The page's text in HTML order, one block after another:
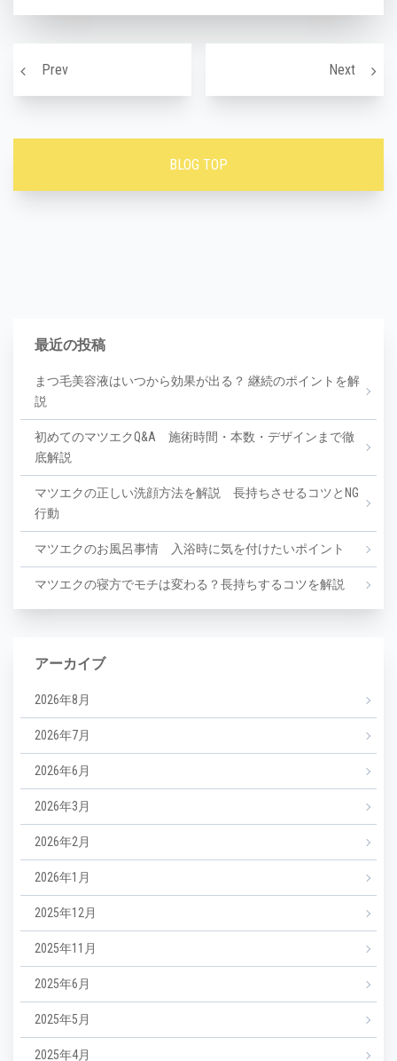
Prev
11月のお肌〜 Next女性
BLOG TOP
最近の投稿
まつ毛美容液はいつから効果が出る？ 継続のポイントを解
説
初めてのマツエクQ&A 施術時間・本数・デザインまで徹
底解説
マツエクの正しい洗顔方法を解説 長持ちさせるコツとNG
行動
マツエクのお風呂事情 入浴時に気を付けたいポイント
マツエクの寝方でモチは変わる？長持ちするコツを解説
アーカイブ
2026年8月
2026年7月
2026年6月
2026年3月
2026年2月
2026年1月
2025年12月
2025年11月
2025年6月
2025年5月
2025年4月